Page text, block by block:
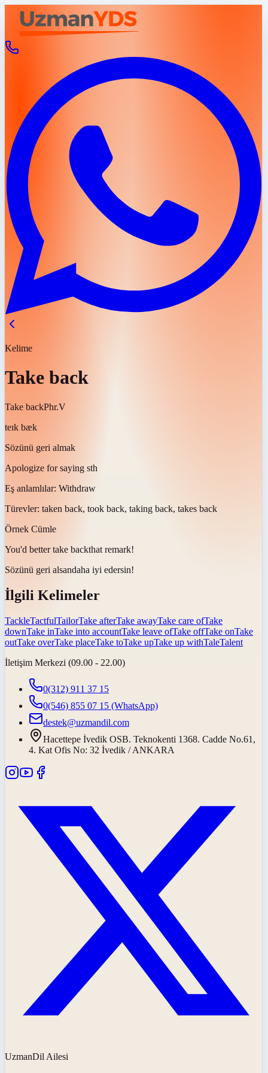
Kelime
Take back
Take backPhr.V
teɪk bæk
Sözünü geri almak
Apologize for saying sth
Eş anlamlılar: Withdraw
Türevler: taken back, took back, taking back, takes back
Örnek Cümle
You'd better take backthat remark!
Sözünü geri alsandaha iyi edersin!
İlgili Kelimeler
TackleTactfulTailorTake afterTake awayTake care ofTake
downTake inTake into accountTake leave ofTake offTake onTake
outTake overTake placeTake toTake upTake up withTaleTalent
İletişim Merkezi (09.00 - 22.00)
0(312) 911 37 15
0(546) 855 07 15 (WhatsApp)
destek@uzmandil.com
Hacettepe İvedik OSB. Teknokenti 1368. Cadde No.61,
4. Kat Ofis No: 32 İvedik / ANKARA
UzmanDil Ailesi